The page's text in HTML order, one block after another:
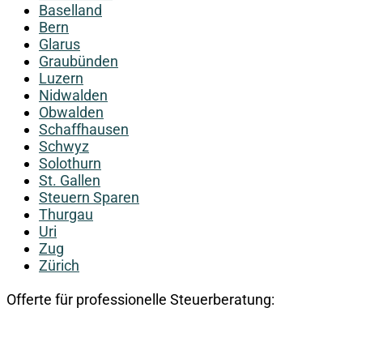
Baselland
Bern
Glarus
Graubünden
Luzern
Nidwalden
Obwalden
Schaffhausen
Schwyz
Solothurn
St. Gallen
Steuern Sparen
Thurgau
Uri
Zug
Zürich
Offerte für professionelle Steuerberatung: